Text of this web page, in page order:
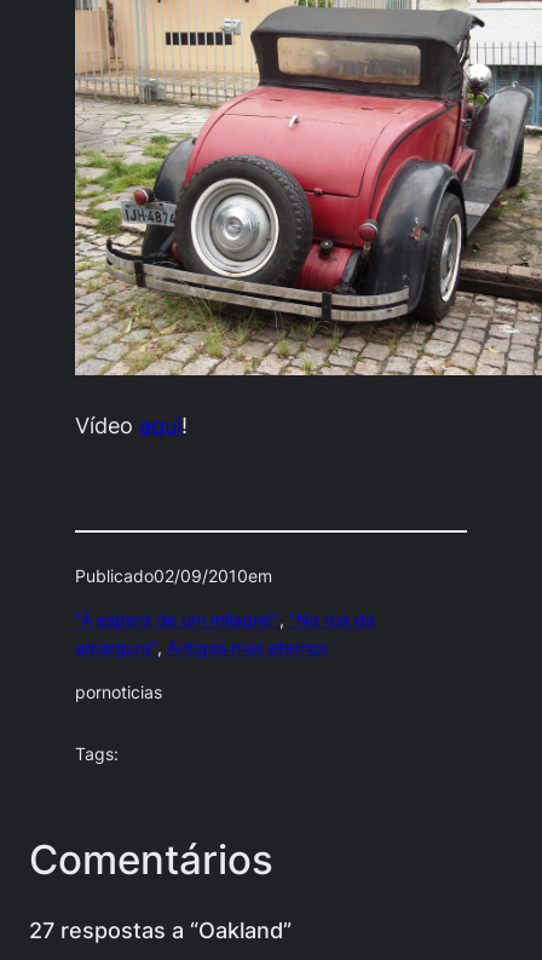
Vídeo aqui!
Publicado02/09/2010em
"À espera de um milagre!", "Na rua da
amargura", Antigos mas eternos
pornoticias
Tags:
Comentários
27 respostas a “Oakland”